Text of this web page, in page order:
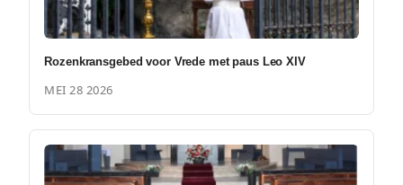
Rozenkransgebed voor Vrede met paus Leo XIV
MEI 28 2026